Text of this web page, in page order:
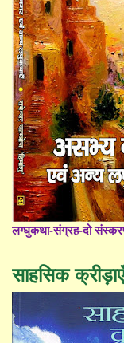
लग्घुकथा-संग्रह-दो
साहसिक